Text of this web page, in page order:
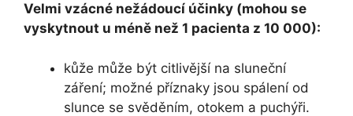
Velmi vzácné nežádoucí účinky (mohou se
vyskytnout u méně než 1 pacienta z 10 000):
kůže může být citlivější na sluneční
záření; možné příznaky jsou spálení od
slunce se svěděním, otokem a puchýři.